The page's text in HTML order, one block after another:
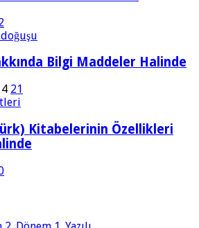
Bilgi Maddeler Halinde
21
Kitabelerinin Özellikleri